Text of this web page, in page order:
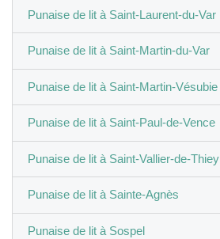
Punaise de lit à Saint-Laurent-du-Var
Punaise de lit à Saint-Martin-du-Var
Punaise de lit à Saint-Martin-Vésubie
Punaise de lit à Saint-Paul-de-Vence
Punaise de lit à Saint-Vallier-de-Thiey
Punaise de lit à Sainte-Agnès
Punaise de lit à Sospel